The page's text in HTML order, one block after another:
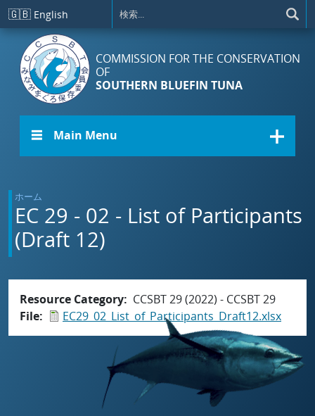
メインコンテンツに移動
🇬🇧 English
COMMISSION FOR THE CONSERVATION
OF
SOUTHERN BLUEFIN TUNA
☰ Main Menu
ホーム
EC 29 - 02 - List of Participants
(Draft 12)
Resource Category
CCSBT 29 (2022) - CCSBT 29
File
EC29_02_List_of_Participants_Draft12.xlsx